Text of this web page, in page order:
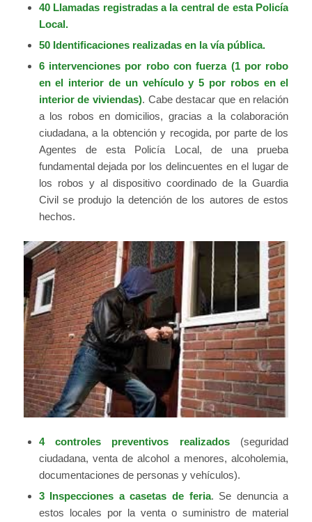
40 Llamadas registradas a la central de esta Policía
Local.
50 Identificaciones realizadas en la vía pública.
6 intervenciones por robo con fuerza (1 por robo
en el interior de un vehículo y 5 por robos en el
interior de viviendas). Cabe destacar que en relación
a los robos en domicilios, gracias a la colaboración
ciudadana, a la obtención y recogida, por parte de los
Agentes de esta Policía Local, de una prueba
fundamental dejada por los delincuentes en el lugar de
los robos y al dispositivo coordinado de la Guardia
Civil se produjo la detención de los autores de estos
hechos.
4 controles preventivos realizados(seguridad
ciudadana, venta de alcohol a menores, alcoholemia,
documentaciones de personas y vehículos).
3 Inspecciones a casetas de feria. Se denuncia a
estos locales por la venta o suministro de material